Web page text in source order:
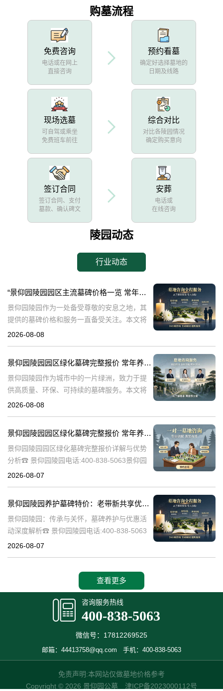
购墓流程
免费咨询
电话或在网上
直接咨询
预约看墓
确定好选择墓地的
日期及线路
现场选墓
可自驾或乘坐
免费班车前往
综合对比
对比各陵园情况
确定购买意向
签订合同
签订合同、支付
墓款、确认碑文
安葬
电话或
在线咨询
陵园动态
行业动态
“景仰园陵园园区主流墓碑价格一览 常年保洁养护随单赠送 专属优惠活动解析”
景仰园陵园作为一处备受尊敬的安息之地，其
提供的墓碑价格和服务一直备受关注。本文将
深入探讨景仰园陵园园区主流墓碑的价格体
尽
2026-08-08
景仰园陵园园区绿化墓碑完整报价 常年养护不收取额外费用详解与专属优惠活动介绍
景仰园陵园作为城市中的一片绿洲，致力于提
供高质量、环保、可持续的墓碑服务。本文将
详细解析景仰园陵园园区绿化墓碑的完整报
2026-08-08
景仰园陵园园区绿化墓碑完整报价 常年养护不收取额外费用详解与优势分析
景仰园陵园园区绿化墓碑完整报价详解与优势
分析☎ 景仰园陵园电话:400-838-5063景仰园
陵园作为一家专业的陵园服务机构，致力于为
2026-08-07
景仰园陵园养护墓碑特价：老带新共享优惠，福利大放送！
景仰园陵园：传承与关怀，墓碑养护与优惠活
动深度解析☎ 景仰园陵园电话:400-838-5063
景仰园陵园，一个致力于为逝者提供最优质安
2026-08-07
查看更多
咨询服务热线
400-838-5063
微信号：17812269525
邮箱：44413758@qq.com 手机：400-838-5063
免责声明:本网站仅做墓地价格参考
Copyright © 2026 景仰园公墓 津ICP备2023000112号